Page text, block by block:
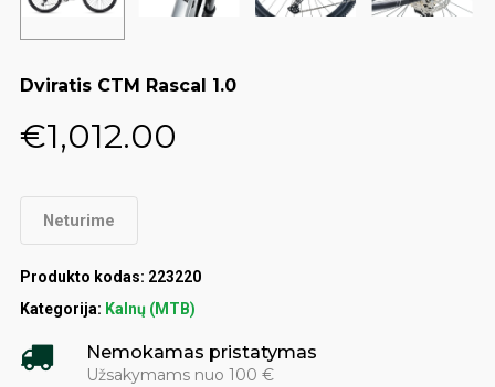
Dviratis CTM Rascal 1.0
€1,012.00
Neturime
Produkto kodas: 223220
Kategorija: Kalnų (MTB)
Nemokamas pristatymas
Užsakymams nuo 100 €